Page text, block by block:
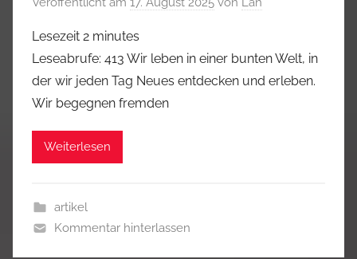
Lesezeit 2 minutes
Leseabrufe: 413 Wir leben in einer bunten Welt, in
der wir jeden Tag Neues entdecken und erleben.
Wir begegnen fremden
Weiterlesen
artikel
Kommentar hinterlassen